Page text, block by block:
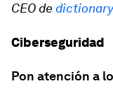
CEO de
Ciberseguridad
Pon atención a